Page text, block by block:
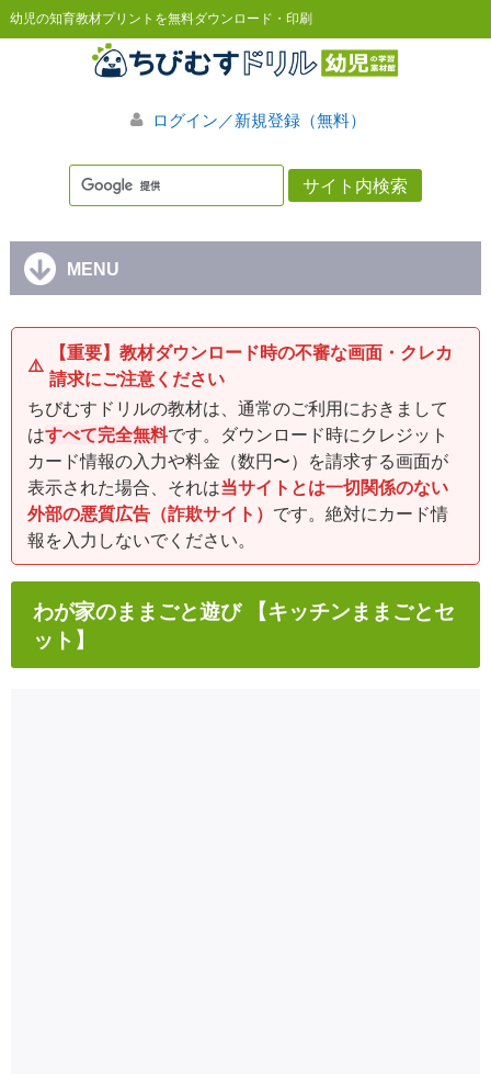
幼児の知育教材プリントを無料ダウンロード・印刷
ログイン／新規登録（無料）
MENU
⚠️
【重要】教材ダウンロード時の不審な画面・クレカ
請求にご注意ください
ちびむすドリルの教材は、通常のご利用におきまして
はすべて完全無料です。ダウンロード時にクレジット
カード情報の入力や料金（数円〜）を請求する画面が
表示された場合、それは当サイトとは一切関係のない
外部の悪質広告（詐欺サイト） です。絶対にカード情
報を入力しないでください。
わが家のままごと遊び 【キッチンままごとセ
ット】